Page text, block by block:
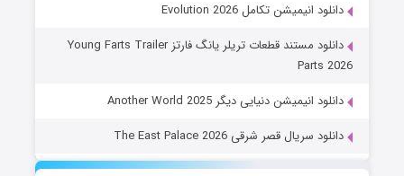
دانلود انیمیشن تکامل Evolution 2026
دانلود مستند قطعات تریلر یانگ فارتز Young Farts Trailer
Parts 2026
دانلود انیمیشن دنیایی دیگر Another World 2025
دانلود سریال قصر شرقی The East Palace 2026